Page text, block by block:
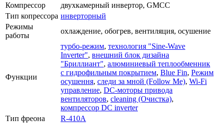
Компрессор
двухкамерный инвертор, GМСС
Тип копрессора инверторный
Режимы
работы
охлаждение, обогрев, вентиляция, осушение
Функции
турбо-режим, технология "Sine-Wave
Inverter", внешний блок дизайна
"Бриллиант", алюминиевый теплообменник
с гидрофильным покрытием, Blue Fin, Режим
осушення, следи за мной (Follow Me), Wi-Fi
управление, DC-моторы привода
вентиляторов, cleaning (Очистка),
компрессор DC inverter
Тип фреона
R-410A